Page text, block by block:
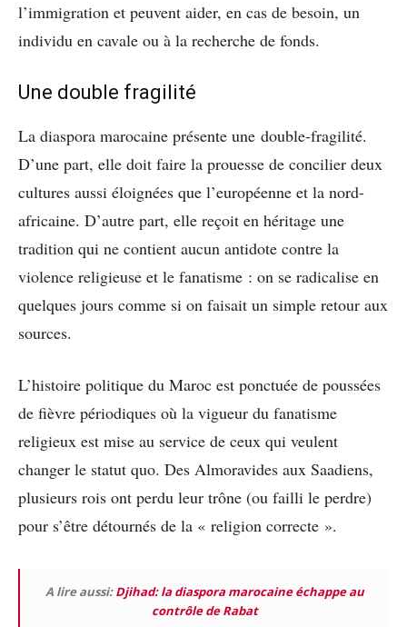
l’immigration et peuvent aider, en cas de besoin, un
individu en cavale ou à la recherche de fonds.
Une double fragilité
La diaspora marocaine présente une double-fragilité.
D’une part, elle doit faire la prouesse de concilier deux
cultures aussi éloignées que l’européenne et la nord-
africaine. D’autre part, elle reçoit en héritage une
tradition qui ne contient aucun antidote contre la
violence religieuse et le fanatisme : on se radicalise en
quelques jours comme si on faisait un simple retour aux
sources.
L’histoire politique du Maroc est ponctuée de poussées
de fièvre périodiques où la vigueur du fanatisme
religieux est mise au service de ceux qui veulent
changer le statut quo. Des Almoravides aux Saadiens,
plusieurs rois ont perdu leur trône (ou failli le perdre)
pour s’être détournés de la « religion correcte ».
A lire aussi:Djihad: la diaspora marocaine échappe au
contrôle de Rabat